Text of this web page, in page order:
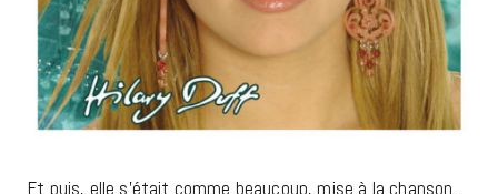
Et puis, elle s’était comme beaucoup, mise à la chanson.